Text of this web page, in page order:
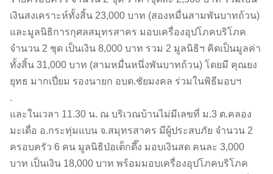
เงินสงเคราะห์ทั้งสิ้น 23,000 บาท (สองหมื่นสามพันบาทถ้วน)
และมูลนิธิการกุศลสมุทรสาคร มอบเครื่องอุปโภคบริโภค
จำนวน 2 ชุด เป็นเงิน 8,000 บาท รวม 2 มูลนิธิฯ คิดเป็นมูลค่า
ทั้งสิ้น 31,000 บาท (สามหมื่นหนึ่งพันบาทถ้วน) โดยมี คุณยง
ยุทธ มากเปี่ยม รองนายก อบต.ชัยมงคล ร่วมในพิธีมอบฯ
.
และในเวลา 11.30 น. ณ บริเวณบ้านไม่มีเลขที่ ม.3 ต.คลอง
มะเดื่อ อ.กระทุ่มแบน จ.สมุทรสาคร มีผู้ประสบภัย จำนวน 2
ครอบครัว 6 คน มูลนิธิป่อเต็กตึ๊ง มอบเงินสด คนละ 3,000
บาท เป็นเงิน 18,000 บาท พร้อมมอบเครื่องอุปโภคบริโภค